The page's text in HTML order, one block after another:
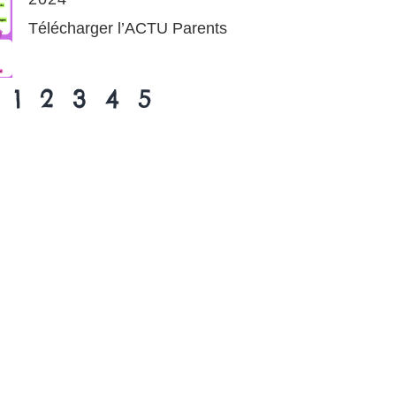
Télécharger l’ACTU Parents
1 2 3 4 5